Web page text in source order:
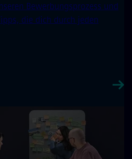
Bewerbungsprozess und
die dich durch jeden